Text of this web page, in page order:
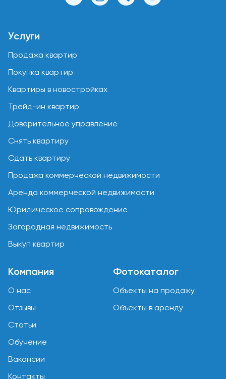
Услуги
Продажа квартир
Покупка квартир
Квартиры в новостройках
Трейд-ин квартир
Доверительное управление
Снять квартиру
Сдать квартиру
Продажа коммерческой недвижимости
Аренда коммерческой недвижимости
Юридическое сопровождение
Загородная недвижимость
Выкуп квартир
Компания
О нас
Отзывы
Статьи
Обучение
Вакансии
Контакты
Фотокаталог
Объекты на продажу
Объекты в аренду